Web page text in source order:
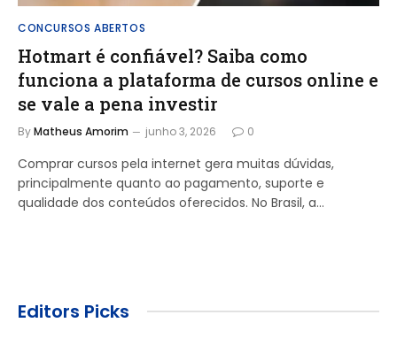
CONCURSOS ABERTOS
Hotmart é confiável? Saiba como
funciona a plataforma de cursos online e
se vale a pena investir
ByMatheus Amorim junho 3, 2026 0
Comprar cursos pela internet gera muitas dúvidas,
principalmente quanto ao pagamento, suporte e
qualidade dos conteúdos oferecidos. No Brasil, a…
Editors Picks